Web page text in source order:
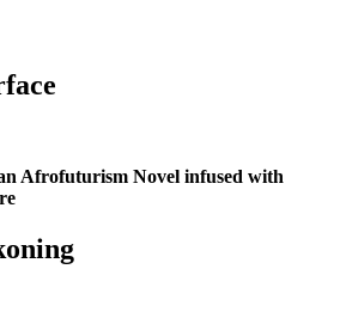
Afrofuturism Novel infused with